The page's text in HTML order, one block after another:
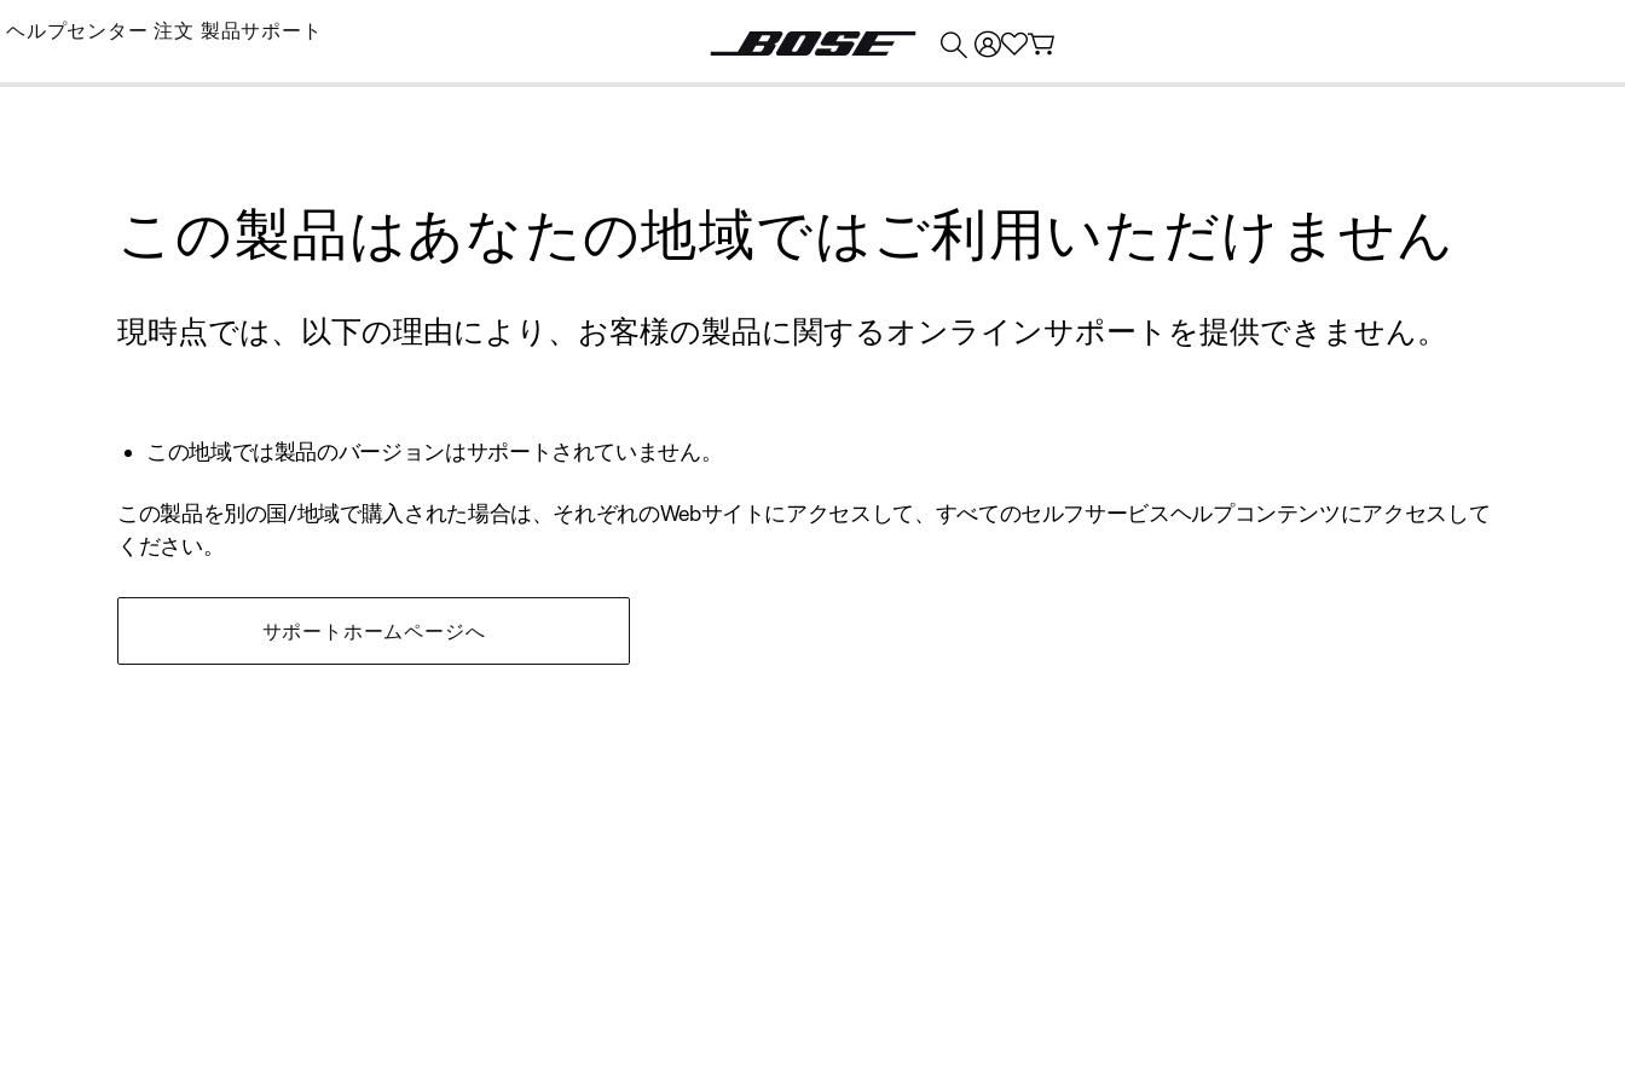
Skip
Main
ヘルプセンター 注文 製品サポート
この製品はあなたの地域ではご利用いただけません
現時点では、以下の理由により、お客様の製品に関するオンラインサポートを提供できません。
この地域では製品のバージョンはサポートされていません。
この製品を別の国/地域で購入された場合は、それぞれのWebサイトにアクセスして、すべてのセルフサービスヘルプコンテンツにアクセスして
ください。
サポートホームページへ